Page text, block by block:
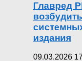
Главред
издания
09.03.2026